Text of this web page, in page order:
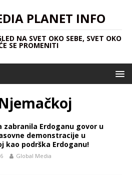
PLANET INFO
NA SVET OKO SEBE, SVET OKO
SE PROMENITI
zabranila Erdoganu govor u
demonstracije u
kao podrška Erdoganu!
Global Media